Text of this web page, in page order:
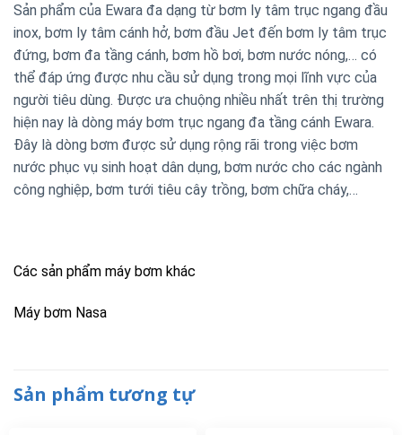
Sản phẩm của Ewara đa dạng từ bơm ly tâm trục ngang đầu
inox, bơm ly tâm cánh hở, bơm đầu Jet đến bơm ly tâm trục
đứng, bơm đa tầng cánh, bơm hồ bơi, bơm nước nóng,… có
thể đáp ứng được nhu cầu sử dụng trong mọi lĩnh vực của
người tiêu dùng. Được ưa chuộng nhiều nhất trên thị trường
hiện nay là dòng máy bơm trục ngang đa tầng cánh Ewara.
Đây là dòng bơm được sử dụng rộng rãi trong việc bơm
nước phục vụ sinh hoạt dân dụng, bơm nước cho các ngành
công nghiệp, bơm tưới tiêu cây trồng, bơm chữa cháy,…
Các sản phẩm máy bơm khác
Máy bơm Nasa
Sản phẩm tương tự